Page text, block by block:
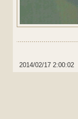
2014/02/17 2:00:02